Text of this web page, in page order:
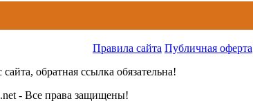
Правила сайта Публичная оферта
обратная ссылка обязательна!
- Все права защищены!